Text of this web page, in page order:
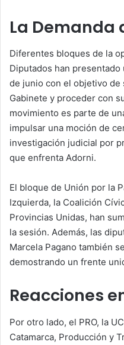
La Demanda
Diferentes bloques de la
Diputados han
de junio con el objetivo
Gabinete y proceder con
movimiento es parte de
impulsar una moción de
investigación judicial por
que enfrenta Adorni.
El bloque de Unión por la
Izquierda, la Coalición
Provincias Unidas, han
la sesión. Además, las
Marcela Pagano también
demostrando un frente
Reacciones
Por otro lado, el PRO, la
Catamarca, Producción y